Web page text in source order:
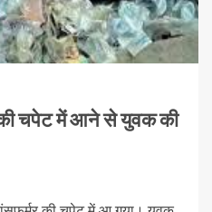
की चपेट में आने से युवक की